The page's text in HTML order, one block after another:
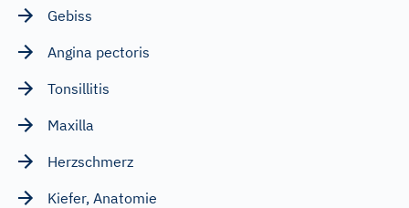
Gebiss
Angina pectoris
Tonsillitis
Maxilla
Herzschmerz
Kiefer, Anatomie